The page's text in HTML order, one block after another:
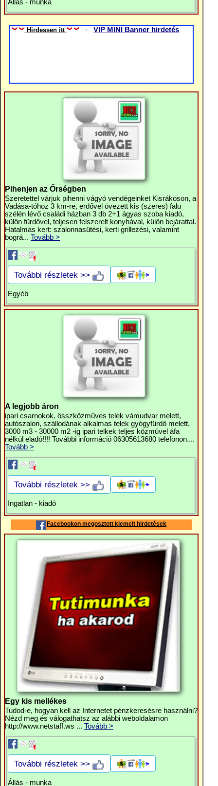
Állás - munka
Hirdessen itt -VIP MINI Banner hirdetés
Pihenjen az Őrségben
Szeretettel várjuk pihenni vágyó vendégeinket Kisrákoson, a
Vadása-tóhoz 3 km-re, erdővel övezett kis (szeres) falu
szélén lévő családi házban 3 db 2+1 ágyas szoba kiadó,
külön fürdővel, teljesen felszerelt konyhával, külön bejárattal.
Hatalmas kert: szalonnasütési, kerti grillezési, valamint
bográ... Tovább >
További részletek >>
Egyéb
A legjobb áron
ipari csarnokok, összközműves telek vámudvar melett,
autószalon, szállodának alkalmas telek gyógyfürdő melett,
3000 m3 - 30000 m2 -ig ipari telkek teljes közmúvel áfa
nélkül eladó!!!! További információ 06305613680 telefonon....
Tovább >
További részletek >>
Ingatlan - kiadó
Facebookon megosztott kiemelt hirdetések
Egy kis mellékes
Tudod-e, hogyan kell az Internetet pénzkeresésre használni?
Nézd meg és válogathatsz az alábbi weboldalamon
http://www.netstaff.ws ... Tovább >
További részletek >>
Állás - munka